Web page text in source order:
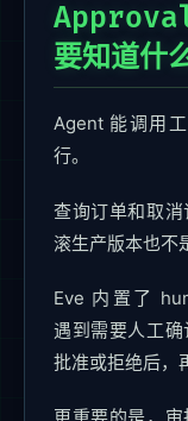
要知道什
Agent 能调用
行。
查询订单和取
滚生产版本也不
Eve 内置了
遇到需要人工
批准或拒绝后，